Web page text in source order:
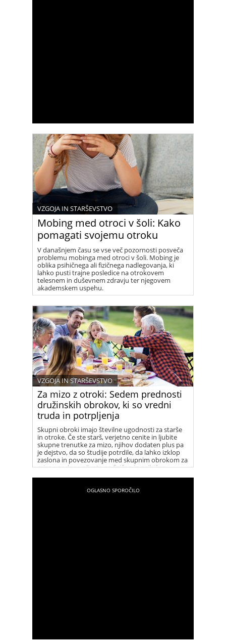
Mobing med otroci v šoli: Kako
pomagati svojemu otroku
VZGOJA IN STARŠEVSTVO
V današnjem času se vse več pozornosti posveča
problemu mobinga med otroci v šoli. Mobing je
oblika psihičnega ali fizičnega nadlegovanja, ki
lahko pusti trajne posledice na otrokovem
telesnem in duševnem zdravju ter njegovem
akademskem uspehu.
Za mizo z otroki: Sedem prednosti
družinskih obrokov, ki so vredni
truda in potrpljenja
VZGOJA IN STARŠEVSTVO
Skupni obroki imajo številne ugodnosti za starše
in otroke. Če ste starš, verjetno cenite in ljubite
skupne trenutke za mizo, njihov dodaten plus pa
je dejstvo, da so študije potrdile, da lahko izklop
zaslona in povezovanje med skupnim obrokom za
mizo ugodno vplivata na fizično in psihično